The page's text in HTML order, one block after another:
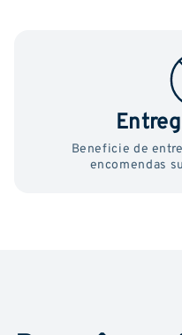
Beneficie de
encomendas